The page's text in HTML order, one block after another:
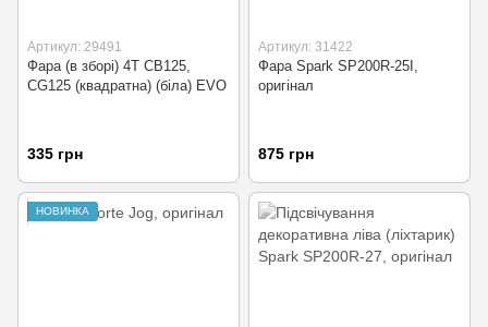
Артикул: 29491
Фара (в зборі) 4T CB125,
CG125 (квадратна) (біла) EVO
335 грн
Артикул: 31422
Фара Spark SP200R-25I,
оригінал
875 грн
НОВИНКА